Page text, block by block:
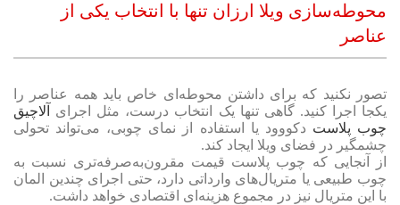
محوطه‌سازی ویلا ارزان تنها با انتخاب یکی از
عناصر
تصور نکنید که برای داشتن محوطه‌ای خاص باید همه عناصر را
یکجا اجرا کنید. گاهی تنها یک انتخاب درست، مثل اجرای
آلاچیق
چوب پلاست دکووود یا استفاده از نمای چوبی، می‌تواند تحولی
چشمگیر در فضای ویلا ایجاد کند.
از آنجایی که چوب پلاست قیمت مقرون‌به‌صرفه‌تری نسبت به
چوب طبیعی یا متریال‌های وارداتی دارد، حتی اجرای چندین المان
با این متریال نیز در مجموع هزینه‌ای اقتصادی خواهد داشت.